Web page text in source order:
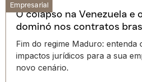
Empresarial
O colapso na Venezuela e
dominó nos contratos
Fim do regime Maduro: entenda
impactos jurídicos para a sua
novo cenário.